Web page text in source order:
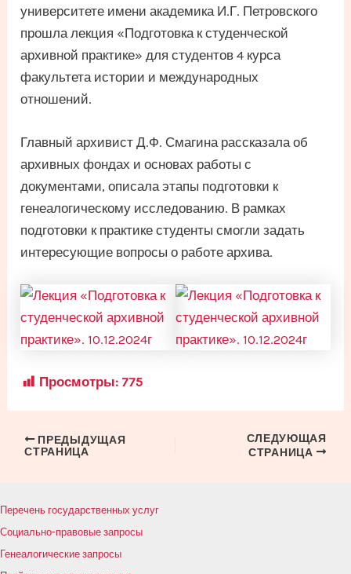
университете имени академика И.Г. Петровского
прошла лекция «Подготовка к студенческой
архивной практике» для студентов 4 курса
факультета истории и международных
отношений.
Главный архивист Д.Ф. Смагина рассказала об
архивных фондах и основах работы с
документами, описала этапы подготовки к
генеалогическому исследованию. В рамках
подготовки к практике студенты смогли задать
интересующие вопросы о работе архива.
Просмотры: 775
Навигация
ПРЕДЫДУЩАЯ
СТРАНИЦА
СЛЕДУЮЩАЯ
СТРАНИЦА
Перечень государственных услуг
Социально-правовые запросы
Генеалогические запросы